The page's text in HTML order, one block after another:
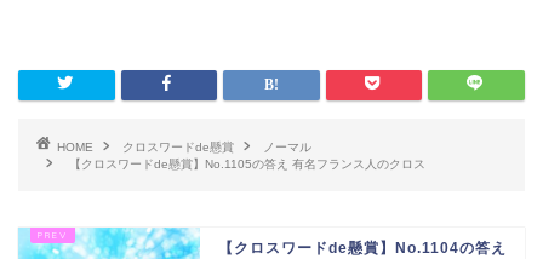
HOME クロスワードde懸賞
ノーマル
【クロスワードde懸賞】No.1105の答え 有名フランス人のクロス
【クロスワードde懸賞】No.1104の答え